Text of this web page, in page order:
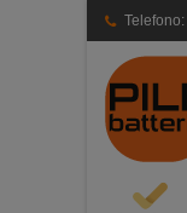
Telefono: